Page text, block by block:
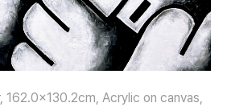
162.0×130.2cm, Acrylic on canvas,